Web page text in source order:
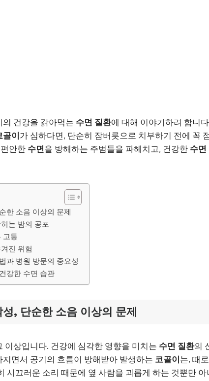
건강을 갉아먹는 수면 질환에 대해 이야기하려 합니
골이가 심하다면, 단순히 잠버릇으로 치부하기 전에 꼭
안한 수면을 방해하는 주범들을 파헤치고, 건강한 수면
한 소음 이상의 문제
는 밤의 공포
고통
진 위험
과 병원 방문의 중요성
강한 수면 습관
, 단순한 소음 이상의 문제
이상입니다. 건강에 심각한 영향을 미치는 수면 질환의
면서 공기의 흐름이 방해받아 발생하는 코골이는, 때
시끄러운 소리 때문에 옆 사람을 괴롭게 하는 것뿐만